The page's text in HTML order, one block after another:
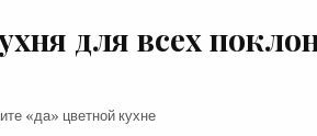
для всех